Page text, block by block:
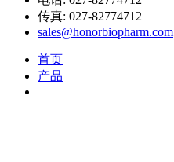
传真: 027-82774712
sales@honorbiopharm.com
首页
产品